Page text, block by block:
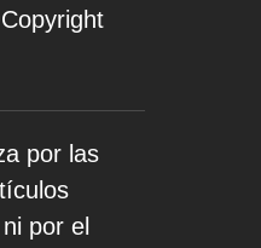
por las
por el